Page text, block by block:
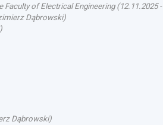
Faculty of Electrical Engineering(12.11.2025-
Dąbrowski)
)
Dąbrowski)